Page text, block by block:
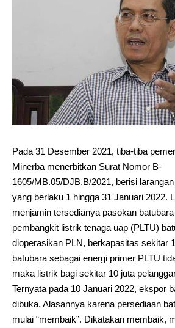
Pada 31 Desember 2021, tiba-tiba
Minerba menerbitkan Surat Nomor B-
1605/MB.05/DJB.B/2021, berisi
yang berlaku 1 hingga 31 Januari 2022.
menjamin tersedianya pasokan
pembangkit listrik tenaga uap (PLTU)
dioperasikan PLN, berkapasitas sekitar
batubara sebagai energi primer PLTU
maka listrik bagi sekitar 10 juta
Ternyata pada 10 Januari 2022, ekspor
dibuka. Alasannya karena persediaan
mulai “membaik”. Dikatakan membaik,